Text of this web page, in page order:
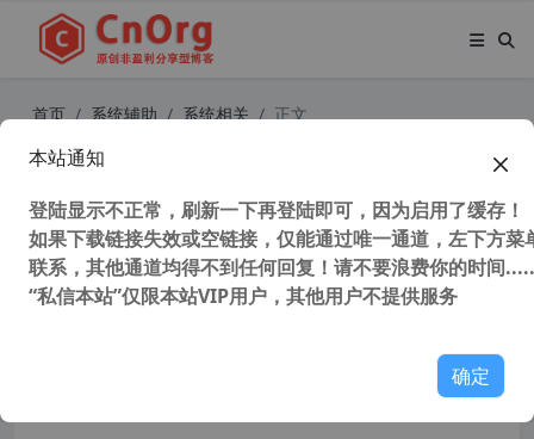
首页 系统辅助 系统相关 正文
2025桌面游戏处理器‌ 酷睿i7-14700K
对比锐龙7 9700X：游戏办公性能大
比拼
8,434 次浏览次阅读
本站通知
登陆显示不正常，刷新一下再登陆即可，因为启用了缓存！
如果下载链接失效或空链接，仅能通过唯一通道，左下方菜
联系，其他通道均得不到任何回复！请不要浪费你的时间
“私信本站”仅限本站VIP用户，其他用户不提供服务
确定